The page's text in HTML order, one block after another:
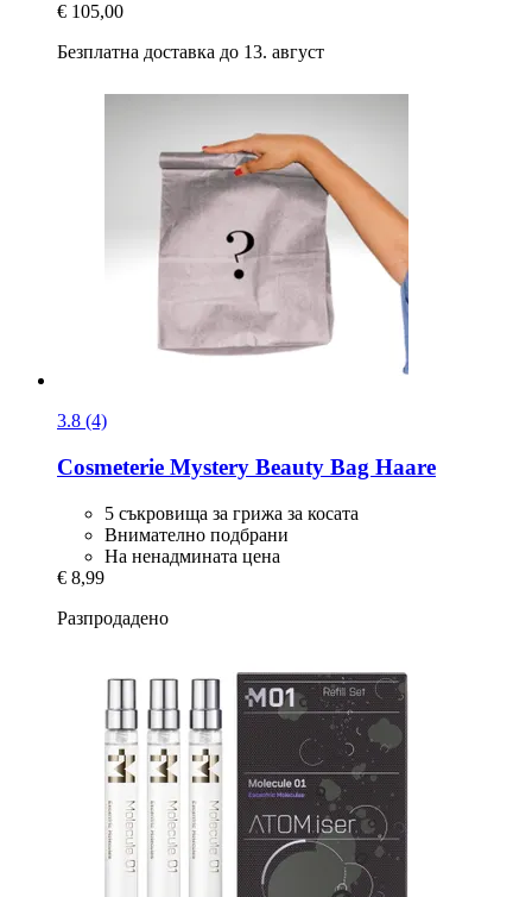
€ 105,00
Безплатна доставка до 13. август
3.8 (4)
Cosmeterie Mystery Beauty Bag Haare
5 съкровища за грижа за косата
Внимателно подбрани
На ненадмината цена
€ 8,99
Разпродадено